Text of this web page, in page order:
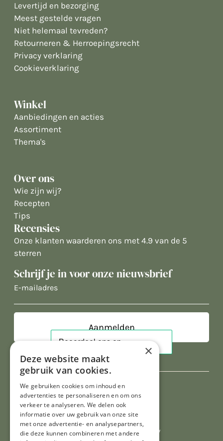
Levertijd en bezorging
Meest gestelde vragen
Niet helemaal tevreden?
Retourneren & Herroepingsrecht
Privacy verklaring
Cookieverklaring
Winkel
Aanbiedingen en acties
Assortiment
Thema's
Over ons
Wie zijn wij?
Recepten
Tips
Recensies
Onze klanten waarderen ons met 4.9 van de 5
sterren
Schrijf je in voor onze nieuwsbrief
E-
Al onze prijzen zijn incl. BTW
×
Deze website maakt
gebruik van cookies.
We gebruiken cookies om inhoud en
advertenties te personaliseren en om ons
verkeer te analyseren. We delen ook
informatie over uw gebruik van onze site
met onze advertentie- en analysepartners,
die deze kunnen combineren met andere